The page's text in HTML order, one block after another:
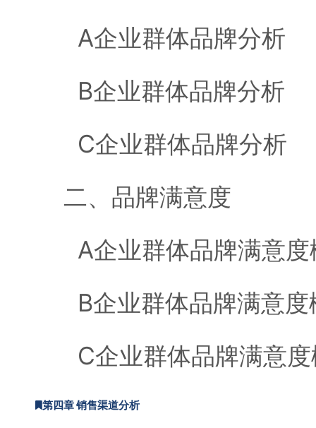
A企业群体品牌分析
B企业群体品牌分析
C企业群体品牌分析
二、品牌满意度
A企业群体品牌满意度
B企业群体品牌满意度
C企业群体品牌满意度
第四章 销售渠道分析